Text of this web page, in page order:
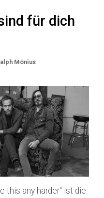
für dich
Mönius
this any harder“ ist die